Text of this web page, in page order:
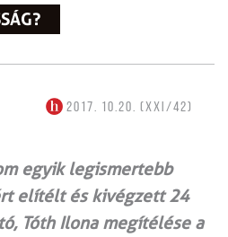
2017. 10.20. (XXI/42)
egyik legismertebb
elítélt és kivégzett 24
Tóth Ilona megítélése a